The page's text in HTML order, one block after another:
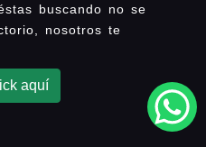
buscando no se
nosotros te
aquí